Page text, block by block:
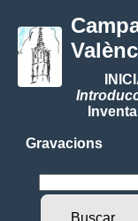
Gravacions